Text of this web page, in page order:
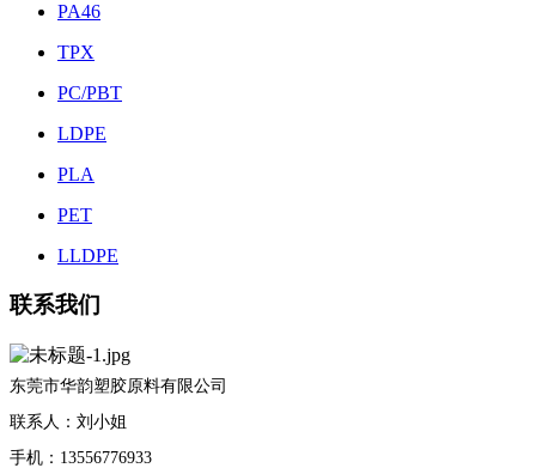
PA46
TPX
PC/PBT
LDPE
PLA
PET
LLDPE
联系我们
东莞市华韵塑胶原料有限公司
联系人：刘小姐
手机：13556776933